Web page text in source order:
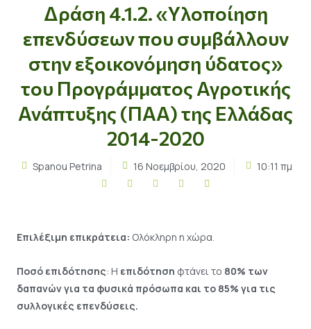
Δράση 4.1.2. «Υλοποίηση
επενδύσεων που συμβάλλουν
στην εξοικονόμηση ύδατος»
του Προγράμματος Αγροτικής
Ανάπτυξης (ΠΑΑ) της Ελλάδας
2014-2020
Spanou Petrina 16 Νοεμβρίου, 2020 10:11 πμ
Επιλέξιμη επικράτεια: Ολόκληρη η χώρα.
Ποσό επιδότησης: Η επιδότηση φτάνει το 80% των
δαπανών για τα φυσικά πρόσωπα και το 85% για τις
συλλογικές επενδύσεις.